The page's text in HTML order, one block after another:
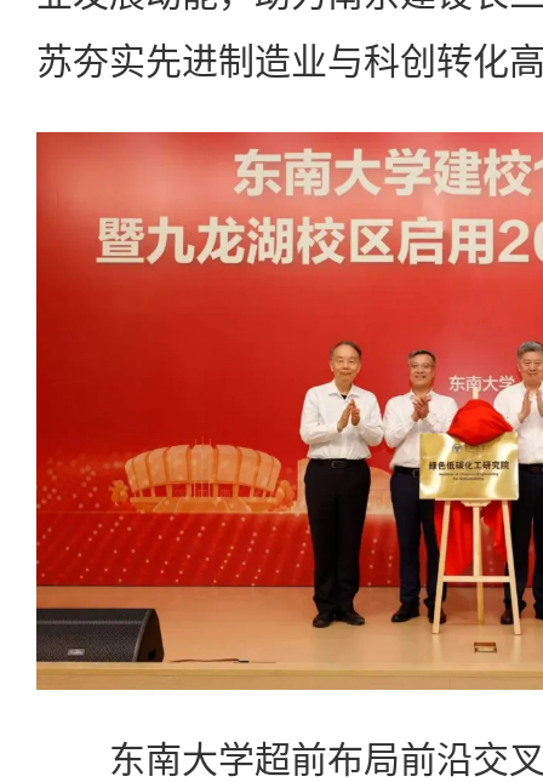
苏夯实先进制造业与科创转化
东南大学超前布局前沿交叉